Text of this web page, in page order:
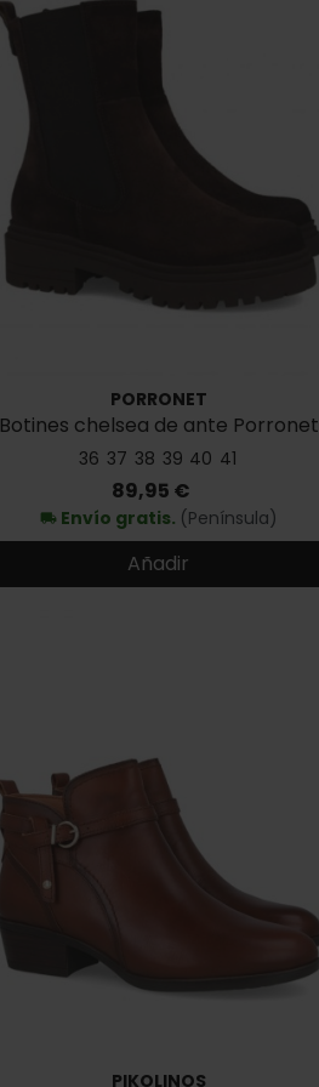
PORRONET
Botines chelsea de ante Porronet
4822
36 37 38 39 40 41
Precio
89,95 €
local_shipping Envío gratis. (Península)
Añadir
PIKOLINOS